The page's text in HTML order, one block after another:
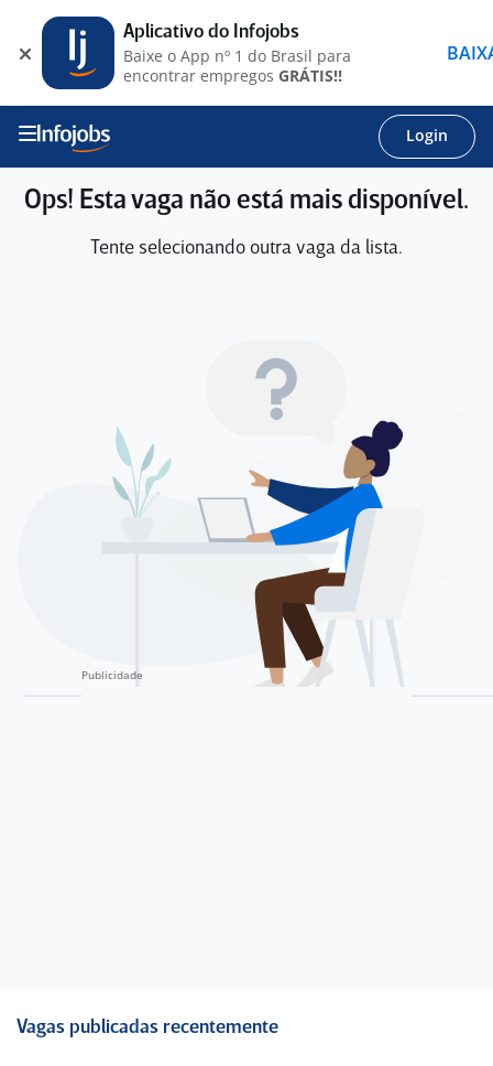
Login
Ops! Esta vaga não está mais disponível.
Tente selecionando outra vaga da lista.
Vagas publicadas recentemente
Aplicativo do Infojobs
Baixe o App nº 1 do Brasil para
encontrar empregos GRÁTIS!!